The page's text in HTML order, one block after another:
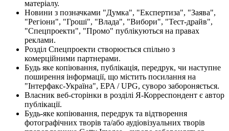
матеріалу.
Новини з позначками "Думка", "Експертиза", "Заява",
"Регіони", "Гроші", "Влада", "Вибори", "Тест-драйв",
"Спецпроекти", "Промо" публікуються на правах
реклами.
Розділ Спецпроекти створюється спільно з
комерційними партнерами.
Будь яке копіювання, публікація, передрук, чи наступне
поширення інформації, що містить посилання на
"Інтерфакс-Україна", EPA / UPG, суворо забороняється.
Власник веб-сторінки в розділі Я-Корреспондент є автор
публікації.
Будь-яке копіювання, передрук та відтворення
фотографічних творів та/або аудіовізуальних творів